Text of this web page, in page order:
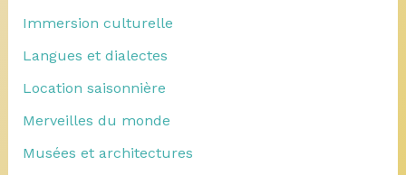
Immersion culturelle
Langues et dialectes
Location saisonnière
Merveilles du monde
Musées et architectures